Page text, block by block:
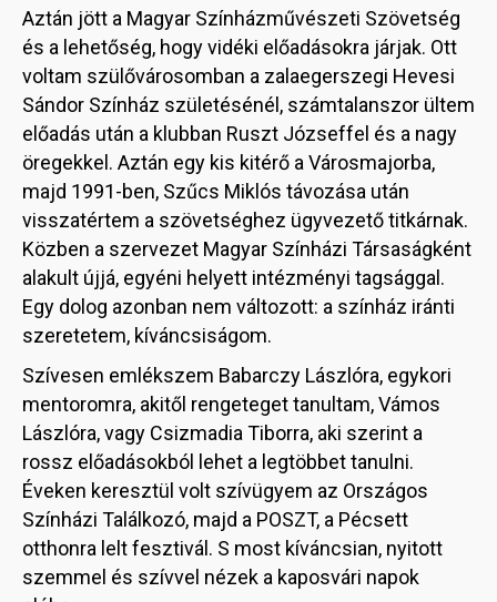
Aztán jött a Magyar Színházművészeti Szövetség
és a lehetőség, hogy vidéki előadásokra járjak. Ott
voltam szülővárosomban a zalaegerszegi Hevesi
Sándor Színház születésénél, számtalanszor ültem
előadás után a klubban Ruszt Józseffel és a nagy
öregekkel. Aztán egy kis kitérő a Városmajorba,
majd 1991-ben, Szűcs Miklós távozása után
visszatértem a szövetséghez ügyvezető titkárnak.
Közben a szervezet Magyar Színházi Társaságként
alakult újjá, egyéni helyett intézményi tagsággal.
Egy dolog azonban nem változott: a színház iránti
szeretetem, kíváncsiságom.
Szívesen emlékszem Babarczy Lászlóra, egykori
mentoromra, akitől rengeteget tanultam, Vámos
Lászlóra, vagy Csizmadia Tiborra, aki szerint a
rossz előadásokból lehet a legtöbbet tanulni.
Éveken keresztül volt szívügyem az Országos
Színházi Találkozó, majd a POSZT, a Pécsett
otthonra lelt fesztivál. S most kíváncsian, nyitott
szemmel és szívvel nézek a kaposvári napok